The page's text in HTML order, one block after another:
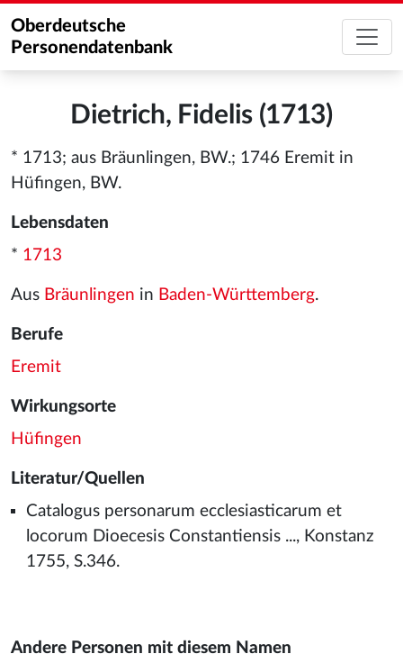
Oberdeutsche
Personendatenbank
Dietrich, Fidelis (1713)
* 1713; aus Bräunlingen, BW.; 1746 Eremit in
Hüfingen, BW.
Lebensdaten
* 1713
Aus Bräunlingen in Baden-Württemberg.
Berufe
Eremit
Wirkungsorte
Hüfingen
Literatur/Quellen
Catalogus personarum ecclesiasticarum et
locorum Dioecesis Constantiensis ..., Konstanz
1755, S.346.
Andere Personen mit diesem Namen